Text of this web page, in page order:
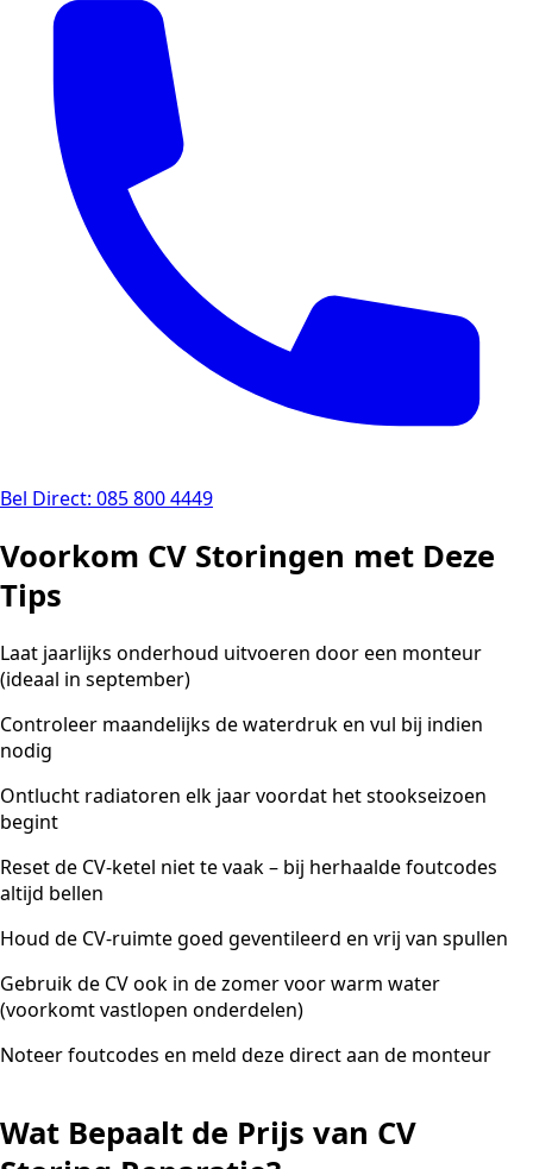
Bel Direct: 085 800 4449
Voorkom CV Storingen met Deze
Tips
Laat jaarlijks onderhoud uitvoeren door een monteur
(ideaal in september)
Controleer maandelijks de waterdruk en vul bij indien
nodig
Ontlucht radiatoren elk jaar voordat het stookseizoen
begint
Reset de CV-ketel niet te vaak – bij herhaalde foutcodes
altijd bellen
Houd de CV-ruimte goed geventileerd en vrij van spullen
Gebruik de CV ook in de zomer voor warm water
(voorkomt vastlopen onderdelen)
Noteer foutcodes en meld deze direct aan de monteur
Wat Bepaalt de Prijs van CV